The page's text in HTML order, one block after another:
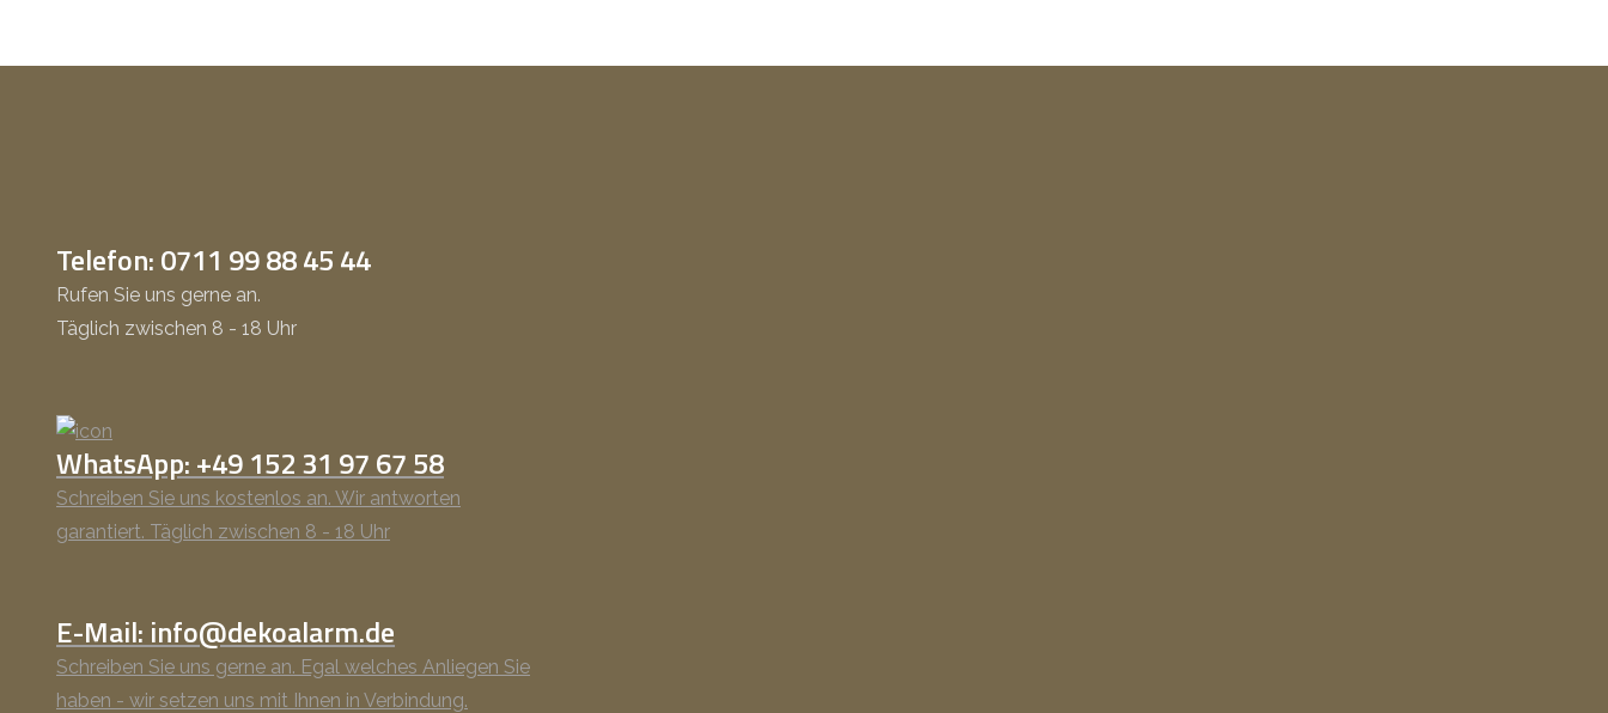
Telefon: 0711 99 88 45 44
Rufen Sie uns gerne an.
Täglich zwischen 8 - 18 Uhr
WhatsApp: +49 152 31 97 67 58
Schreiben Sie uns kostenlos an. Wir antworten
garantiert. Täglich zwischen 8 - 18 Uhr
E-Mail: info@dekoalarm.de
Schreiben Sie uns gerne an. Egal welches Anliegen Sie
haben - wir setzen uns mit Ihnen in Verbindung.